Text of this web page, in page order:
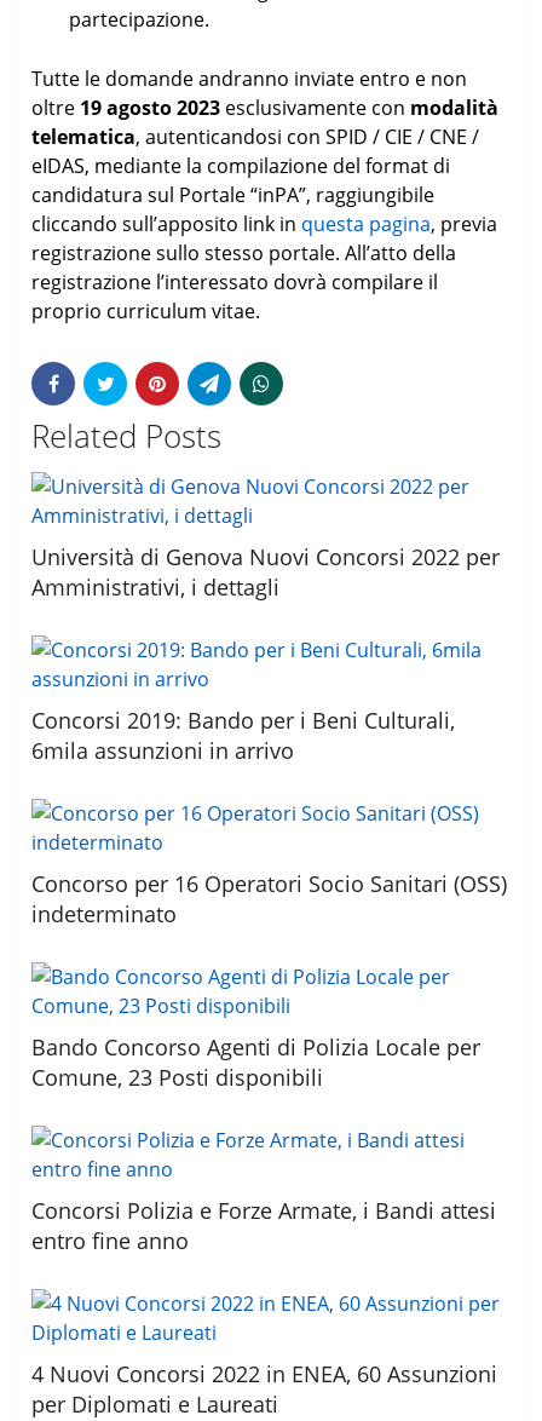
partecipazione.
Tutte le domande andranno inviate entro e non
oltre 19 agosto 2023 esclusivamente con modalità
telematica, autenticandosi con SPID / CIE / CNE /
eIDAS, mediante la compilazione del format di
candidatura sul Portale “inPA”, raggiungibile
cliccando sull’apposito link in questa pagina, previa
registrazione sullo stesso portale. All’atto della
registrazione l’interessato dovrà compilare il
proprio curriculum vitae.
Related Posts
Università di Genova Nuovi Concorsi 2022 per
Amministrativi, i dettagli
Concorsi 2019: Bando per i Beni Culturali,
6mila assunzioni in arrivo
Concorso per 16 Operatori Socio Sanitari (OSS)
indeterminato
Bando Concorso Agenti di Polizia Locale per
Comune, 23 Posti disponibili
Concorsi Polizia e Forze Armate, i Bandi attesi
entro fine anno
4 Nuovi Concorsi 2022 in ENEA, 60 Assunzioni
per Diplomati e Laureati